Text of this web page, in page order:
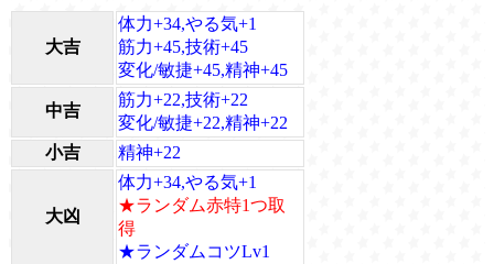
大吉
体力+34,やる気+1
筋力+45,技術+45
変化/敏捷+45,精神+45
中吉
筋力+22,技術+22
変化/敏捷+22,精神+22
小吉
精神+22
大凶
体力+34,やる気+1
★ランダム赤特1つ取
得
★ランダムコツLv1